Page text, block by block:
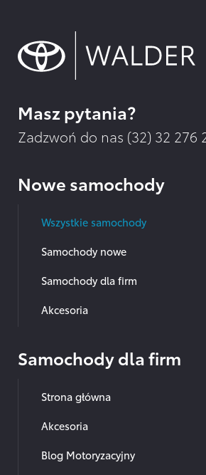
Masz pytania?
Zadzwoń do nas (32) 32 276
Nowe samochody
Wszystkie samochody
Samochody nowe
Samochody dla firm
Akcesoria
Samochody dla firm
Strona główna
Akcesoria
Blog Motoryzacyjny